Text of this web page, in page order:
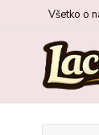
Všetko o